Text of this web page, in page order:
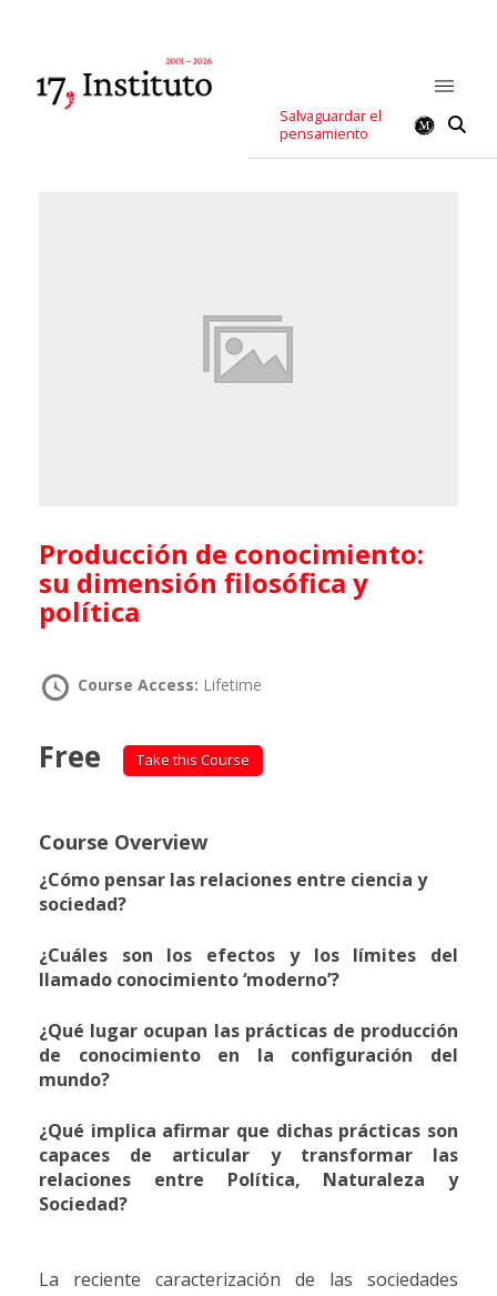
Salvaguardar el
pensamiento
Producción de conocimiento:
su dimensión filosófica y
política
Course Access: Lifetime
Free Take this Course
Course Overview
¿Cómo pensar las relaciones entre ciencia y
sociedad?
¿Cuáles son los efectos y los límites del
llamado conocimiento ‘moderno’?
¿Qué lugar ocupan las prácticas de producción
de conocimiento en la configuración del
mundo?
¿Qué implica afirmar que dichas prácticas son
capaces de articular y transformar las
relaciones entre Política, Naturaleza y
Sociedad?
La reciente caracterización de las sociedades